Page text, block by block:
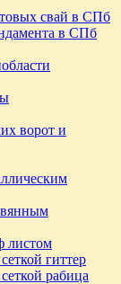
свай в СПб
в СПб
ворот и
листом
гиттер
рабица